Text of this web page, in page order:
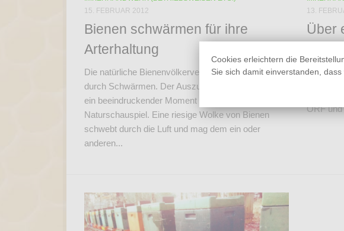
15. FEBRUAR 2012
Bienen schwärmen für ihre
Arterhaltung
Die natürliche Bienenvölkervermehrung vollzieht sich
durch Schwärmen. Der Auszug eines Schwarms ist
ein beeindruckender Moment und ein großes
Naturschauspiel. Eine riesige Wolke von Bienen
schwebt durch die Luft und mag dem ein oder
anderen...
13.
Über
Herren?
ORF
Cookies erleichtern die
Sie sich damit einverstanden, dass